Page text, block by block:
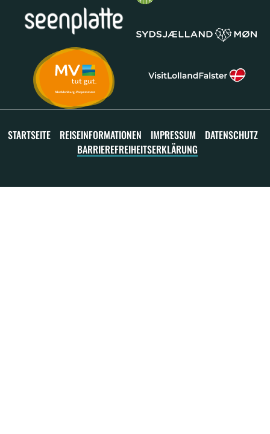
STARTSEITE REISEINFORMATIONEN IMPRESSUM
DATENSCHUTZ
BARRIEREFREIHEITSERKLÄRUNG